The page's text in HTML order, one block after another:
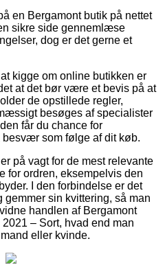
en Bergamont butik på nettet
sikre side gennemlæse
dog er det gerne et
kigge om online butikken er
at det bør være et bevis på at
de opstillede regler,
besøges af specialister
får du chance for
som følge af dit køb.
på vagt for de mest relevante
for ordren, eksempelvis den
I den forbindelse er det
sin kvittering, så man
handlen af Bergamont
– Sort, hvad end man
eller kvinde.